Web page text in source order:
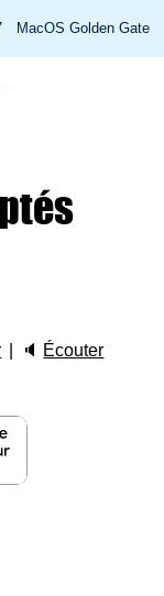
MacOS Golden Gate
🔈 Écouter